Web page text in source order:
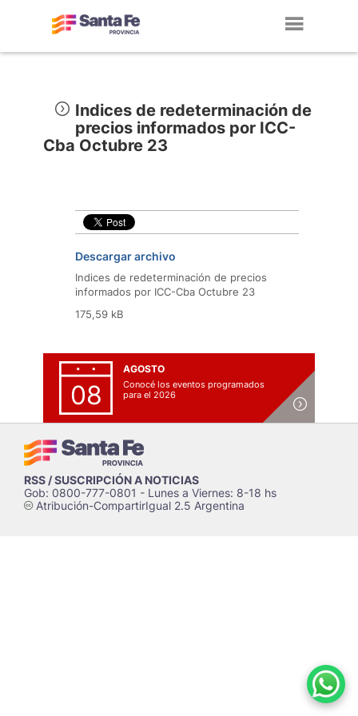
Indices de redeterminación de
precios informados por ICC-
Cba Octubre 23
Descargar archivo
Indices de redeterminación de precios
informados por ICC-Cba Octubre 23
175,59 kB
08
AGOSTO
Conocé los eventos programados
para el 2026
RSS / SUSCRIPCIÓN A NOTICIAS
Gob: 0800-777-0801 - Lunes a Viernes: 8-18 hs
cAtribución-CompartirIgual 2.5 Argentina